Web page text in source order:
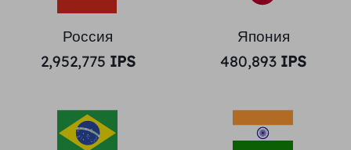
Россия
2,952,775 IPS
Япония
480,893 IPS